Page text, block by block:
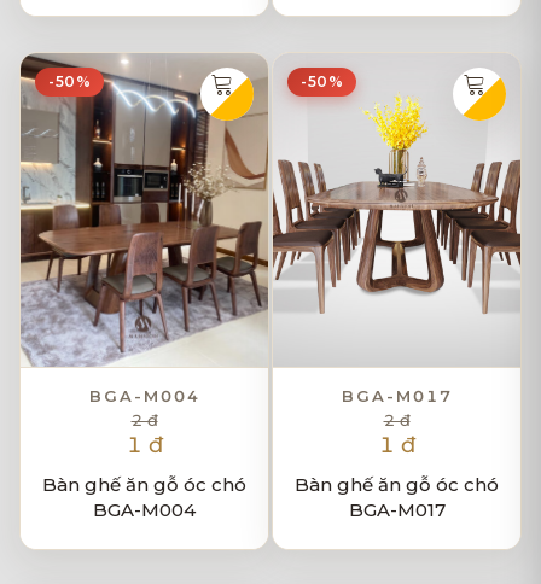
-50%
BGA-M004
2 đ
1 đ
Bàn ghế ăn gỗ óc chó
BGA-M004
-50%
BGA-M017
2 đ
1 đ
Bàn ghế ăn gỗ óc chó
BGA-M017